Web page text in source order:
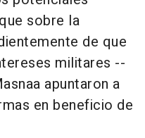
sobre la
de que
militares --
apuntaron a
en beneficio de